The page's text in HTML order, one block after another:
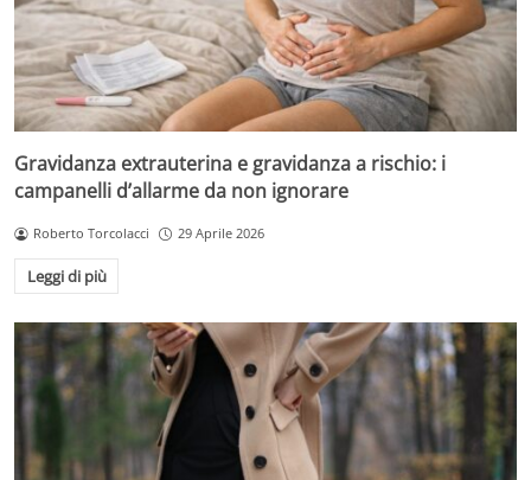
Gravidanza extrauterina e gravidanza a rischio: i
campanelli d’allarme da non ignorare
Roberto Torcolacci 29 Aprile 2026
Leggi di più